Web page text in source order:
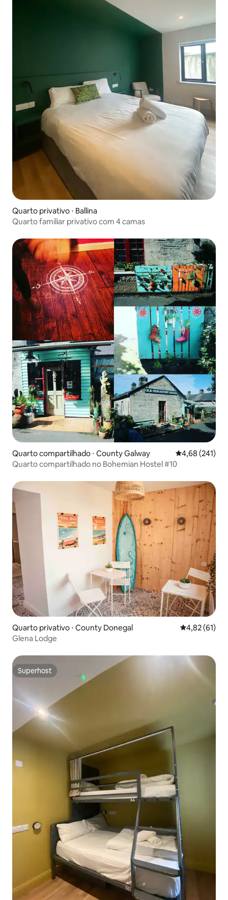
Quarto privativo ⋅ Ballina
Quarto familiar privativo com 4 camas
Quarto compartilhado ⋅ County Galway 4,68 de uma
4,68 (241)
Quarto compartilhado no Bohemian Hostel #10
Quarto privativo ⋅ County Donegal 4,82 de uma
4,82 (61)
Glena Lodge
Superhost
Superhost